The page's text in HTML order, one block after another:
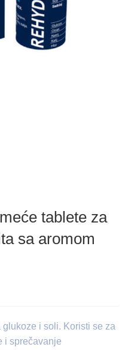
tablete za
sa aromom
i soli. Koristi se za
i sprečavanje